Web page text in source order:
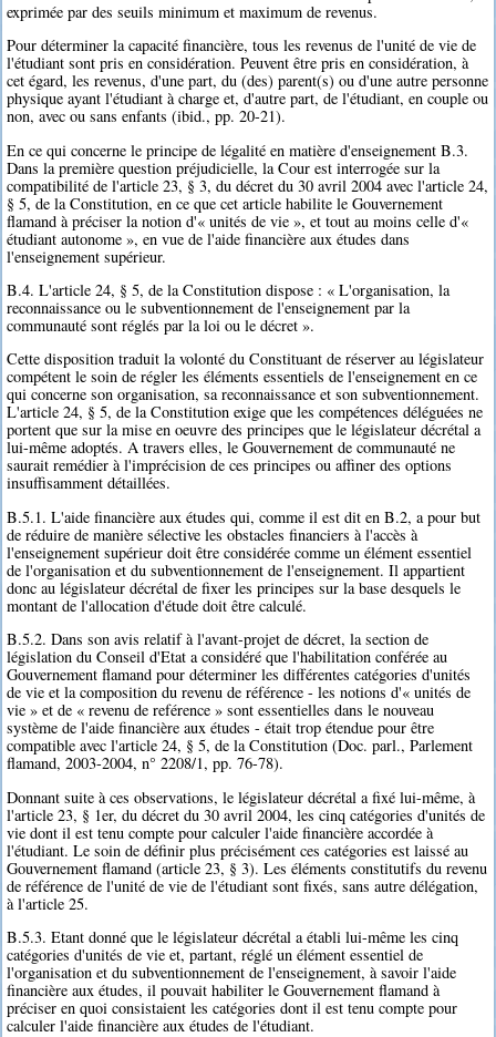
exprimée par des seuils minimum et maximum de revenus.
Pour déterminer la capacité financière, tous les revenus de l'unité de vie de
l'étudiant sont pris en considération. Peuvent être pris en considération, à
cet égard, les revenus, d'une part, du (des) parent(s) ou d'une autre personne
physique ayant l'étudiant à charge et, d'autre part, de l'étudiant, en couple ou
non, avec ou sans enfants (ibid., pp. 20-21).
En ce qui concerne le principe de légalité en matière d'enseignement B.3.
Dans la première question préjudicielle, la Cour est interrogée sur la
compatibilité de l'article 23, § 3, du décret du 30 avril 2004 avec l'article 24,
§ 5, de la Constitution, en ce que cet article habilite le Gouvernement
flamand à préciser la notion d'« unités de vie », et tout au moins celle d'«
étudiant autonome », en vue de l'aide financière aux études dans
l'enseignement supérieur.
B.4. L'article 24, § 5, de la Constitution dispose : « L'organisation, la
reconnaissance ou le subventionnement de l'enseignement par la
communauté sont réglés par la loi ou le décret ».
Cette disposition traduit la volonté du Constituant de réserver au législateur
compétent le soin de régler les éléments essentiels de l'enseignement en ce
qui concerne son organisation, sa reconnaissance et son subventionnement.
L'article 24, § 5, de la Constitution exige que les compétences déléguées ne
portent que sur la mise en oeuvre des principes que le législateur décrétal a
lui-même adoptés. A travers elles, le Gouvernement de communauté ne
saurait remédier à l'imprécision de ces principes ou affiner des options
insuffisamment détaillées.
B.5.1. L'aide financière aux études qui, comme il est dit en B.2, a pour but
de réduire de manière sélective les obstacles financiers à l'accès à
l'enseignement supérieur doit être considérée comme un élément essentiel
de l'organisation et du subventionnement de l'enseignement. Il appartient
donc au législateur décrétal de fixer les principes sur la base desquels le
montant de l'allocation d'étude doit être calculé.
B.5.2. Dans son avis relatif à l'avant-projet de décret, la section de
législation du Conseil d'Etat a considéré que l'habilitation conférée au
Gouvernement flamand pour déterminer les différentes catégories d'unités
de vie et la composition du revenu de référence - les notions d'« unités de
vie » et de « revenu de reférence » sont essentielles dans le nouveau
système de l'aide financière aux études - était trop étendue pour être
compatible avec l'article 24, § 5, de la Constitution (Doc. parl., Parlement
flamand, 2003-2004, n° 2208/1, pp. 76-78).
Donnant suite à ces observations, le législateur décrétal a fixé lui-même, à
l'article 23, § 1er, du décret du 30 avril 2004, les cinq catégories d'unités de
vie dont il est tenu compte pour calculer l'aide financière accordée à
l'étudiant. Le soin de définir plus précisément ces catégories est laissé au
Gouvernement flamand (article 23, § 3). Les éléments constitutifs du revenu
de référence de l'unité de vie de l'étudiant sont fixés, sans autre délégation,
à l'article 25.
B.5.3. Etant donné que le législateur décrétal a établi lui-même les cinq
catégories d'unités de vie et, partant, réglé un élément essentiel de
l'organisation et du subventionnement de l'enseignement, à savoir l'aide
financière aux études, il pouvait habiliter le Gouvernement flamand à
préciser en quoi consistaient les catégories dont il est tenu compte pour
calculer l'aide financière aux études de l'étudiant.